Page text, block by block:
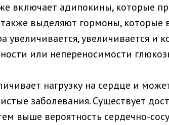
включает адипокины, которые
выделяют гормоны, которые
увеличивается и
или непереносимости
нагрузку на сердце и
заболевания. Существует
выше вероятность сердечно-